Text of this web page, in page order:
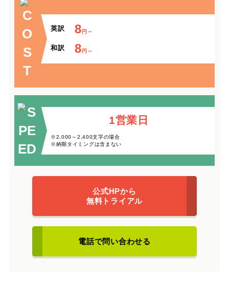
英訳 8 円～
和訳 8 円～
1営業日
※2,000～2,400文字の場合
※納期タイミングは含まない
公式HPから
無料トライアル
電話で問い合わせる